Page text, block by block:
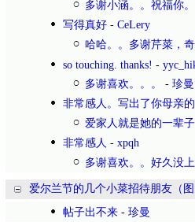
多谢小涵。。祝福你。
写得真好 - CeLery
哈哈。。多谢芹菜，
so touching. thanks! -
多谢喜欢。。。
- 珍曼
非常感人。写出了你母亲
爱家人就是她的一辈子
非常感人 - xpqh
多谢喜欢。。好久没上
爱尔兰节的几个小菜招待朋友（图
帖子出不来 - 珍曼